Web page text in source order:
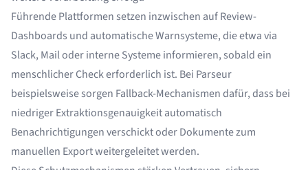
Führende Plattformen setzen inzwischen auf Review-
Dashboards und automatische Warnsysteme, die etwa via
Slack, Mail oder interne Systeme informieren, sobald ein
menschlicher Check erforderlich ist. Bei Parseur
beispielsweise sorgen Fallback-Mechanismen dafür, dass bei
niedriger Extraktionsgenauigkeit automatisch
Benachrichtigungen verschickt oder Dokumente zum
manuellen Export weitergeleitet werden.